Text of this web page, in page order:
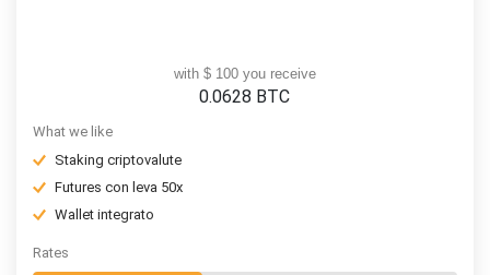
with $ 100 you receive
0.0628 BTC
What we like
Staking criptovalute
Futures con leva 50x
Wallet integrato
Rates